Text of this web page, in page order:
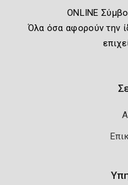
ONLINE
Όλα όσα αφορούν την